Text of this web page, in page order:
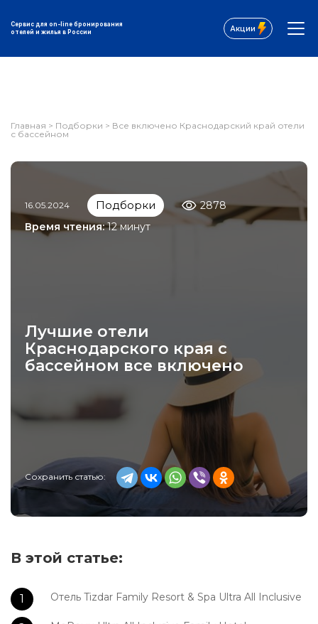
Сервис для on-line бронирования
отелей и жилья в России
Акции
Главная > Подборки > Все включено Краснодарский край отели
с бассейном
16.05.2024 Подборки
2878
Время чтения:12 минут
Лучшие отели
Краснодарского края с
бассейном все включено
Сохранить статью:
В этой статье:
Отель Tizdar Family Resort & Spa Ultra All Inclusive